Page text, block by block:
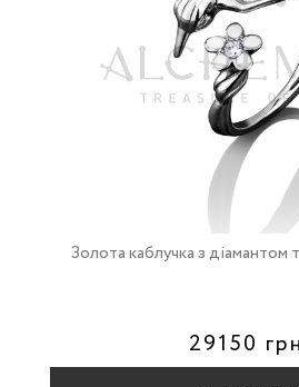
Золота каблучка з діамантом
29150